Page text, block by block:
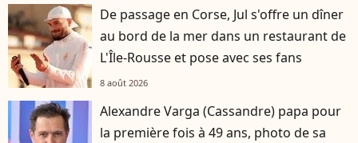
De passage en Corse, Jul s'offre un dîner
au bord de la mer dans un restaurant de
L'Île-Rousse et pose avec ses fans
8 août 2026
Alexandre Varga (Cassandre) papa pour
la première fois à 49 ans, photo de sa